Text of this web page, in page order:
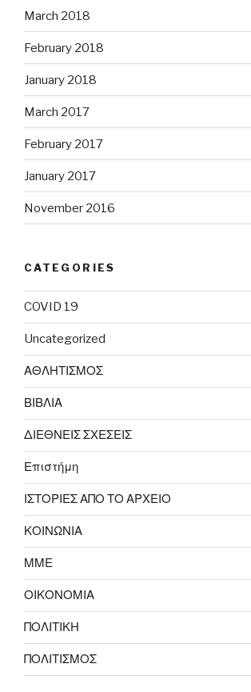
March 2018
February 2018
January 2018
March 2017
February 2017
January 2017
November 2016
CATEGORIES
COVID 19
Uncategorized
ΑΘΛΗΤΙΣΜΟΣ
ΒΙΒΛΙΑ
ΔΙΕΘΝΕΙΣ ΣΧΕΣΕΙΣ
Επιστήμη
ΙΣΤΟΡΙΕΣ ΑΠΟ ΤΟ ΑΡΧΕΙΟ
ΚΟΙΝΩΝΙΑ
ΜΜΕ
ΟΙΚΟΝΟΜΙΑ
ΠΟΛΙΤΙΚΗ
ΠΟΛΙΤΙΣΜΟΣ